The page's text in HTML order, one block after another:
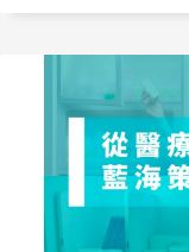
重大挑戰，僅
療科技的真實落
結合電子磅秤與
時偵測藥品數量
與遺失風險。